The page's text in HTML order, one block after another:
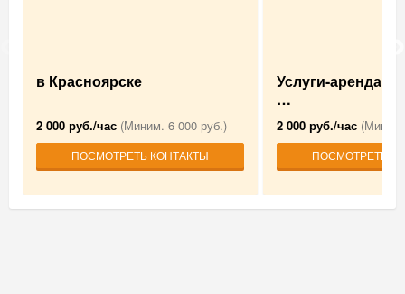
в Красноярске
2 000 руб./час (Миним. 6 000 руб.)
ПОСМОТРЕТЬ КОНТАКТЫ
Услуги-аренда
…
2 000 руб./час
ПОСМОТРЕТЬ